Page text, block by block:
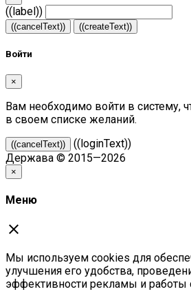
((label))
((cancelText)) ((createText))
Войти
×
Вам необходимо войти в систему,
в своем списке желаний.
((cancelText))
((loginText))
Держава © 2015—2026
×
Меню
close
Мы используем cookies для
улучшения его удобства,
эффективности рекламы и работы